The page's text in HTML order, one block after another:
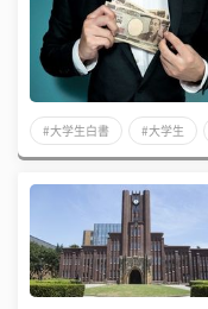
#大学生白書 #大学生